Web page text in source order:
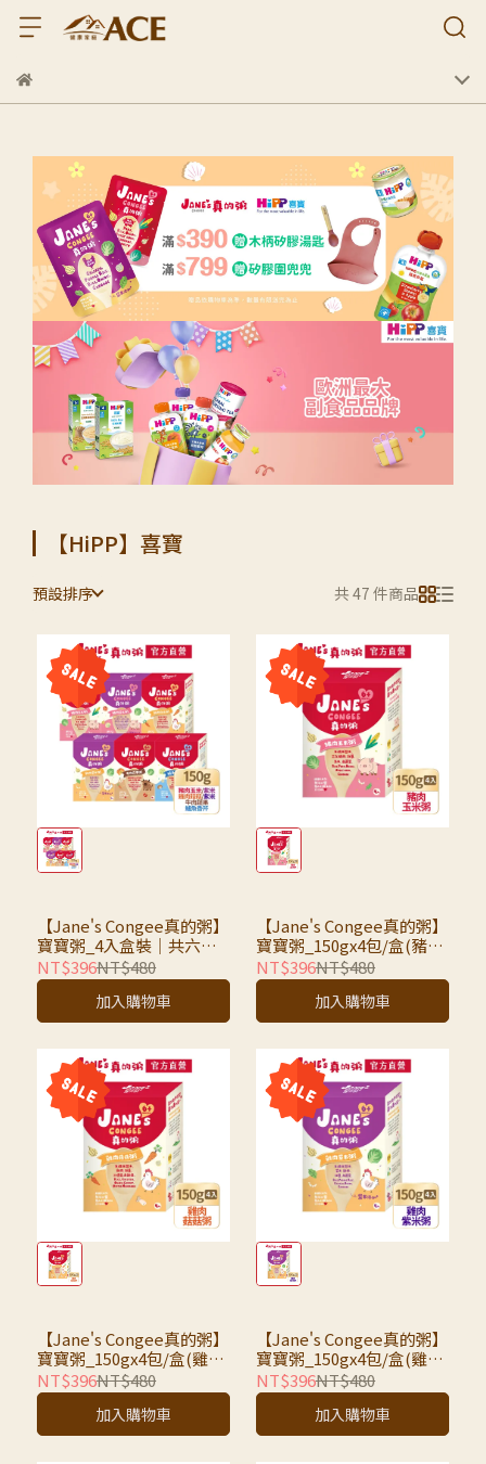
【HiPP】喜寶
預設排序 共 47 件商品
【Jane's Congee真的粥】
寶寶粥_4入盒裝｜共六口
味:豬肉玉米粥/雞肉菇菇
粥/豬肉紫米粥/雞肉紫米
粥/牛肉蔬果粥/鱸魚香芹粥
｜
NT$396NT$480
加入購物車
【Jane's Congee真的粥】
寶寶粥_150gx4包/盒(豬肉
玉米粥)
NT$396NT$480
加入購物車
【Jane's Congee真的粥】
寶寶粥_150gx4包/盒(雞肉
菇菇粥）
NT$396NT$480
加入購物車
【Jane's Congee真的粥】
寶寶粥_150gx4包/盒(雞肉
紫米粥）
NT$396NT$480
加入購物車